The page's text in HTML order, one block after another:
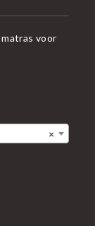
voor
×